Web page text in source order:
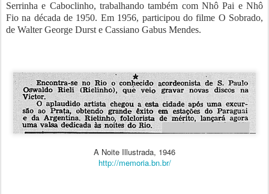
Serrinha e Caboclinho, trabalhando também com Nhô Pai e Nhô
Fio na década de 1950. Em 1956, participou do filme O Sobrado,
de Walter George Durst e Cassiano Gabus Mendes.
A Noite Illustrada, 1946
http://memoria.bn.br/